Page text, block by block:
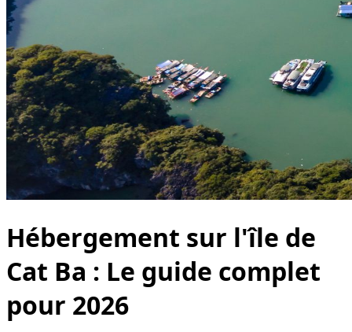
Hébergement sur l'île de
Cat Ba : Le guide complet
pour 2026